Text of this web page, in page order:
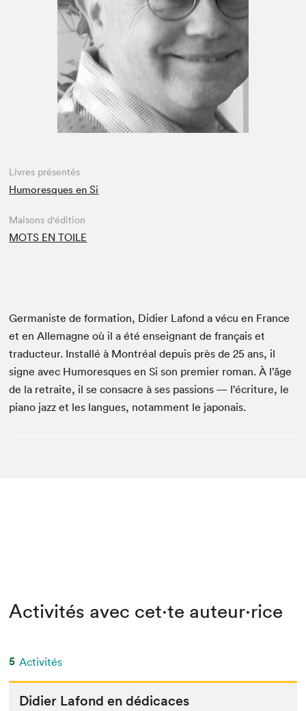
Espace médias
Livres présentés
Humoresques en Si
Maisons d'édition
MOTS EN TOILE
Germaniste de formation, Didier Lafond a vécu en France
et en Allemagne où il a été enseignant de français et
traducteur. Installé à Montréal depuis près de 25 ans, il
signe avec Humoresques en Si son premier roman. À l’âge
de la retraite, il se consacre à ses passions — l’écriture, le
piano jazz et les langues, notamment le japonais.
Activités avec cet·te auteur·rice
5 Activités
Didi­er Lafond en dédicaces